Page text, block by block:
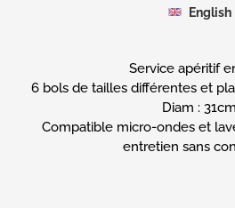
English
Service apéritif
6 bols de tailles différentes et
Diam : 31cm
Compatible micro-ondes et
entretien sans